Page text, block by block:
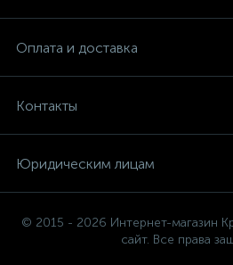
Оплата и доставка
Контакты
Юридическим лицам
© 2015 - 2026 Интернет-магазин
сайт. Все права